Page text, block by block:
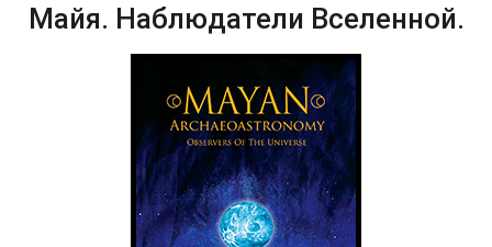
Майя. Наблюдатели Вселенной.